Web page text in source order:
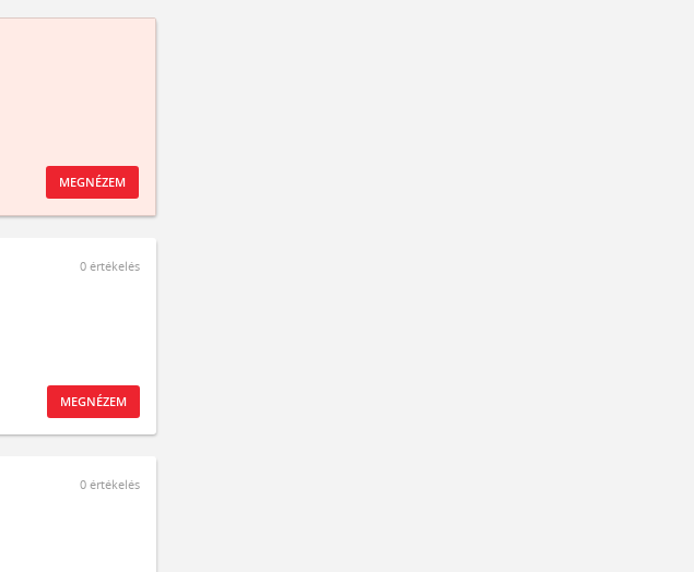
MEGNÉZEM
0 értékelés
MEGNÉZEM
0 értékelés